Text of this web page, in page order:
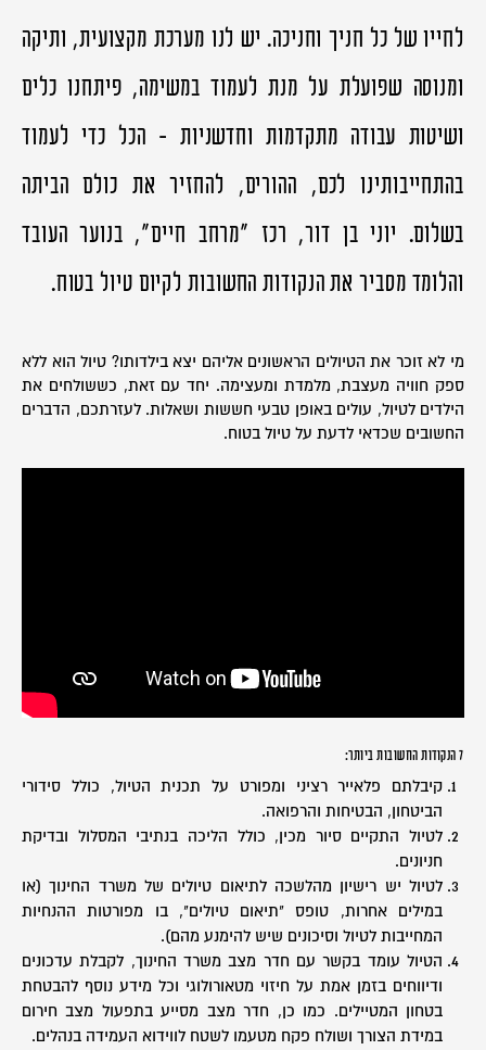
לחייו של כל חניך וחניכה. יש לנו מערכת מקצועית, ותיקה
ומנוסה שפועלת על מנת לעמוד במשימה, פיתחנו כלים
ושיטות עבודה מתקדמות וחדשניות - הכל כדי לעמוד
בהתחייבותינו לכם, ההורים, להחזיר את כולם הביתה
בשלום. יוני בן דור, רכז "מרחב חיים", בנוער העובד
והלומד מסביר את הנקודות החשובות לקיום טיול בטוח.
מי לא זוכר את הטיולים הראשונים אליהם יצא בילדותו? טיול הוא ללא
ספק חוויה מעצבת, מלמדת ומעצימה. יחד עם זאת, כששולחים את
הילדים לטיול, עולים באופן טבעי חששות ושאלות. לעזרתכם, הדברים
החשובים שכדאי לדעת על טיול בטוח.
7 הנקודות החשובות ביותר:
קיבלתם פלאייר רציני ומפורט על תכנית הטיול, כולל סידורי
הביטחון, הבטיחות והרפואה.
לטיול התקיים סיור מכין, כולל הליכה בנתיבי המסלול ובדיקת
חניונים.
לטיול יש רישיון מהלשכה לתיאום טיולים של משרד החינוך (או
במילים אחרות, טופס "תיאום טיולים", בו מפורטות ההנחיות
המחייבות לטיול וסיכונים שיש להימנע מהם).
הטיול עומד בקשר עם חדר מצב משרד החינוך, לקבלת עדכונים
ודיווחים בזמן אמת על חיזוי מטאורולוגי וכל מידע נוסף להבטחת
בטחון המטיילים. כמו כן, חדר מצב מסייע בתפעול מצב חירום
במידת הצורך ושולח פקח מטעמו לשטח לווידוא העמידה בנהלים.